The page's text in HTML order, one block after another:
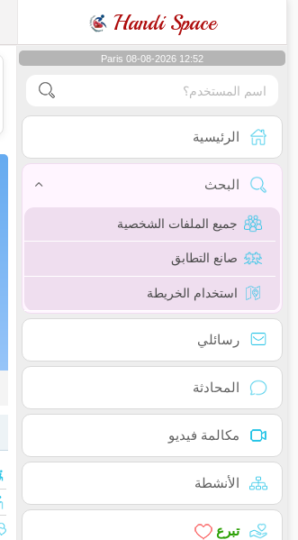
Handi Space
Paris 08-08-2026 12:52
الرئيسية
البحث
جميع الملفات الشخصية
صانع التطابق
استخدام الخريطة
رسائلي
المحادثة
مكالمة فيديو
الأنشطة
تبرع